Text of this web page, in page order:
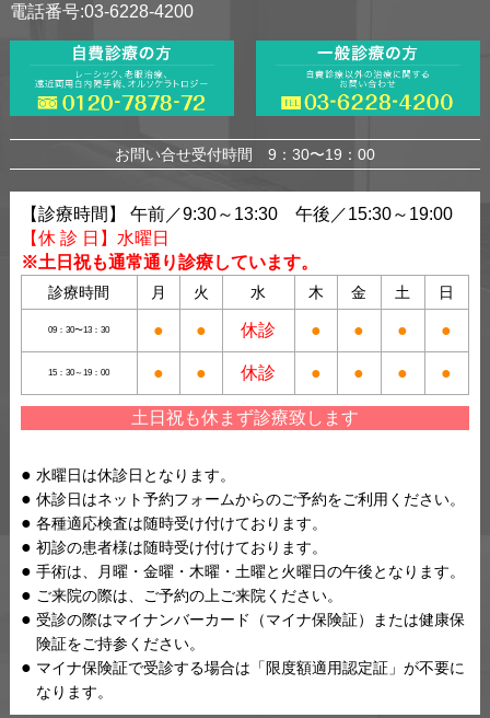
電話番号:03-6228-4200
お問い合せ受付時間 9：30〜19：00
【診療時間】 午前／9:30～13:30 午後／15:30～19:00
【休 診 日】水曜日
※土日祝も通常通り診療しています。
診療時間 月 火 水 木 金 土 日
09：30〜13：30 ● ● 休診 ● ● ● ●
15：30～19：00 ● ● 休診 ● ● ● ●
土日祝も休まず診療致します
水曜日は休診日となります。
休診日はネット予約フォームからのご予約をご利用ください。
各種適応検査は随時受け付けております。
初診の患者様は随時受け付けております。
手術は、月曜・金曜・木曜・土曜と火曜日の午後となります。
ご来院の際は、ご予約の上ご来院ください。
受診の際はマイナンバーカード（マイナ保険証）または健康保
険証をご持参ください。
マイナ保険証で受診する場合は「限度額適用認定証」が不要に
なります。